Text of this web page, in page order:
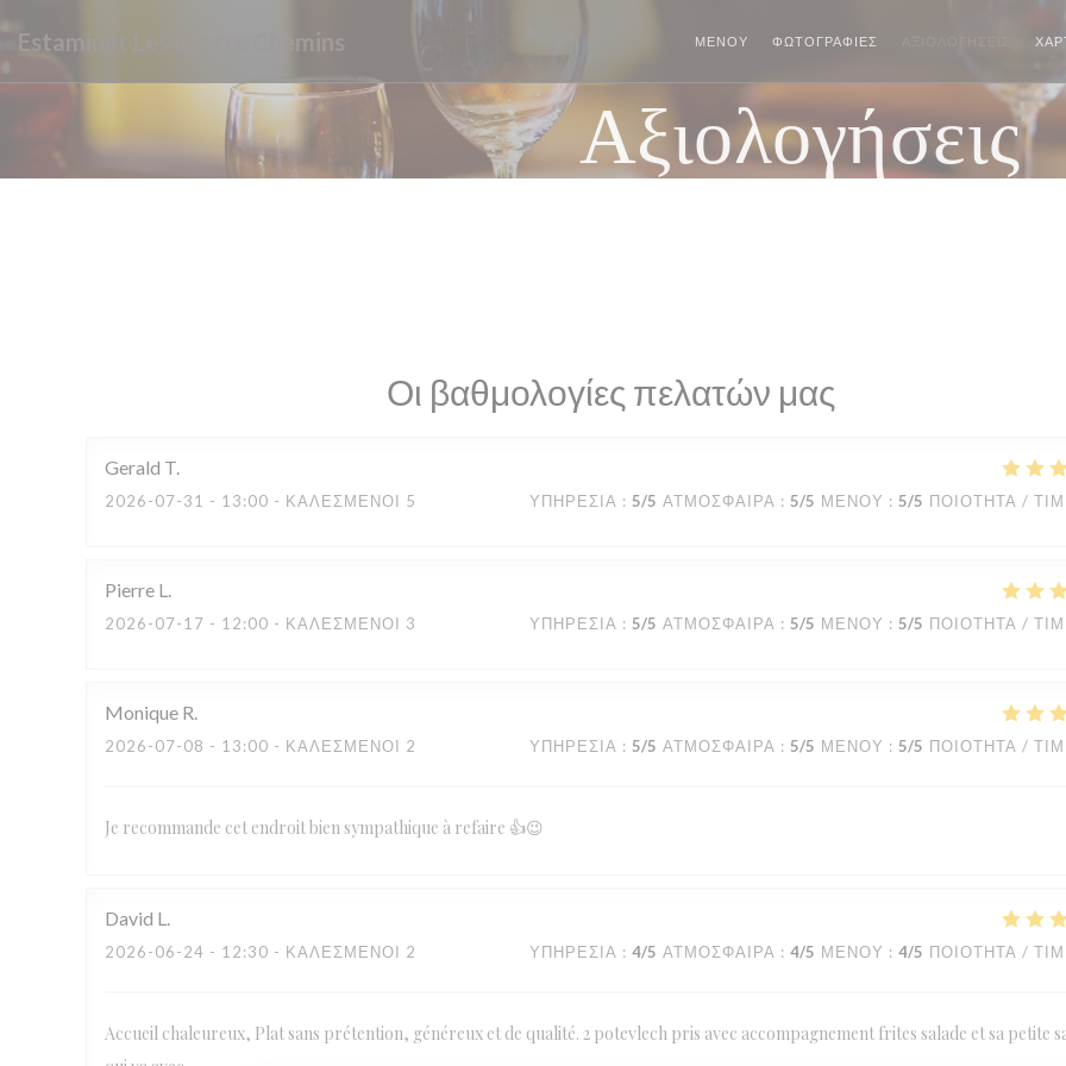
Estaminet Les quatre Chemins ΜΕΝΟΎ ΦΩΤΟΓΡΑΦΊΕΣ
Αξιολογήσεις
Οι βαθμολογίες πελατών μας
Gerald T
2026-07-31 - 13:00 - ΚΑΛΕΣΜΈΝΟΙ 5 ΥΠΗΡΕΣΊΑ : 5/5 ΑΤΜΌΣΦΑΙΡΑ : 5/5 ΜΕΝΟΎ : 5/5 ΠΟΙΌΤΗΤΑ /
Pierre L
2026-07-17 - 12:00 - ΚΑΛΕΣΜΈΝΟΙ 3 ΥΠΗΡΕΣΊΑ : 5/5 ΑΤΜΌΣΦΑΙΡΑ : 5/5 ΜΕΝΟΎ : 5/5 ΠΟΙΌΤΗΤΑ /
Monique R
2026-07-08 - 13:00 - ΚΑΛΕΣΜΈΝΟΙ 2 ΥΠΗΡΕΣΊΑ : 5/5 ΑΤΜΌΣΦΑΙΡΑ : 5/5 ΜΕΝΟΎ : 5/5 ΠΟΙΌΤΗΤΑ /
Je recommande cet endroit bien sympathique à refaire 👍😉
David L
2026-06-24 - 12:30 - ΚΑΛΕΣΜΈΝΟΙ 2 ΥΠΗΡΕΣΊΑ : 4/5 ΑΤΜΌΣΦΑΙΡΑ : 4/5 ΜΕΝΟΎ : 4/5 ΠΟΙΌΤΗΤΑ /
Accueil chaleureux, Plat sans prétention, généreux et de qualité. 2 potevlech pris avec accompagnement frites salade et sa petite